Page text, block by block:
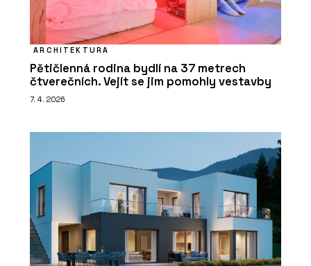
ARCHITEKTURA
Pětičlenná rodina bydlí na 37 metrech
čtverečních. Vejít se jim pomohly vestavby
7. 4. 2026